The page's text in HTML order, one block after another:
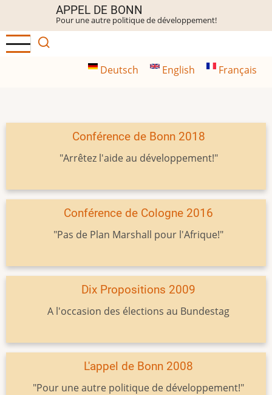
contenu
principal
APPEL DE BONN
Pour une autre politique de développement!
Deutsch English Français
Conférence de Bonn 2018
"Arrêtez l'aide au développement!"
Conférence de Cologne 2016
"Pas de Plan Marshall pour l'Afrique!"
Dix Propositions 2009
A l'occasion des élections au Bundestag
L'appel de Bonn 2008
"Pour une autre politique de développement!"